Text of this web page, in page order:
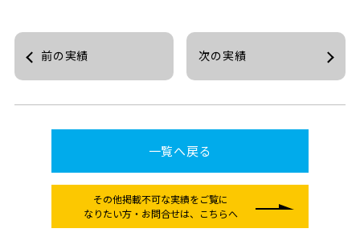
前の実績 次の実績
一覧へ戻る
その他掲載不可な実績をご覧に
なりたい方 ・お問合せは、こちらへ